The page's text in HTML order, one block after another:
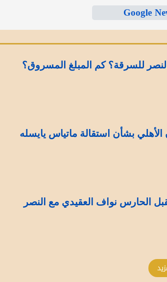
للسرقة؟ كم المبلغ المسروق؟
الأهلي بشأن استقالة ماتياس يايسله
الحارس نواف العقيدي مع النصر